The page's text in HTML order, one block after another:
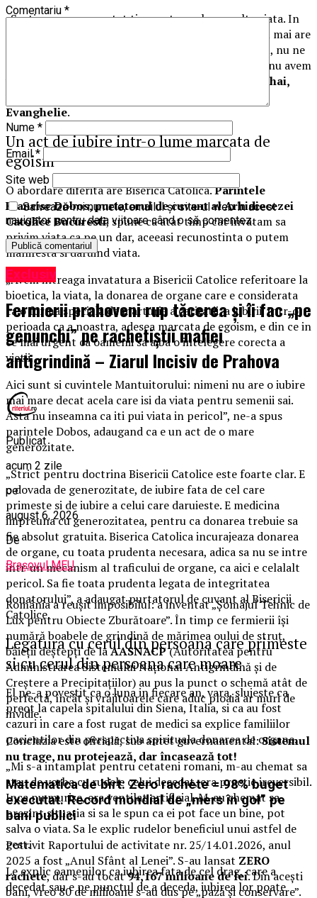
„Sustinem asa ceva atat timp cat se salveaza alta viata. In
momentul in care cineva e accidentat si e clar ca nu mai are
niciun fel de speranta de viata sau este deja decedat, nu ne
opunem. Dar atat timp cat mai e o licarire de viata, nu avem
Virgil Achihai,
Evanghelie.
Un act de iubire intr-o lume marcata de
egoism
O abordare diferita are Biserica Catolica.Parintele
Francisc Dobos, purtatorul de cuvant al Arhidiecezei
Catolice Bucuresti, spune ca atat timp cat invatam sa
privim viata ca pe un dar, aceeasi recunostinta o putem
manifesta si daruind viata.
„Avem intreaga invatatura a Bisericii Catolice referitoare la
bioetica, la viata, la donarea de organe care e considerata
ca o forma speciala de marturie a caritatii, a iubirii. Intr-o
perioada ca a noastra, adesea marcata de egoism, e din ce in
ce mai urgent ca oamenii sa aiba o intelegere corecta a
vietii.
Aici sunt si cuvintele Mantuitorului: nimeni nu are o iubire
mai mare decat acela care isi da viata pentru semenii sai.
Asta nu inseamna ca iti pui viata in pericol”, ne-a spus
parintele Dobos, adaugand ca e un act de o mare
generozitate.
„Strict pentru doctrina Bisericii Catolice este foarte clar. E
o dovada de generozitate, de iubire fata de cel care
primeste si de iubire a celui care daruieste. E medicina
impreuna cu generozitatea, pentru ca donarea trebuie sa
fie absolut gratuita. Biserica Catolica incurajeaza donarea
de organe, cu toata prudenta necesara, adica sa nu se intre
intr-un mecanism al traficului de organe, ca aici e celalalt
pericol. Sa fie toata prudenta legata de integritatea
donatorului”, a adaugat purtatorul de cuvant al Bisericii
Catolice.
Legatura cu cerul din persoana care primeste
si cu cerul din persoana care moare
El ne-a povestit ca o luna in fiecare an, vara, slujeste ca
preot la capela spitalului din Siena, Italia, si ca au fost
cazuri in care a fost rugat de medici sa explice familiilor
pacientilor din perspectiva spirituala donarea de organe.
„Mi s-a intamplat pentru cetateni romani, m-au chemat sa
stau de vorba cu rudele celui decedat, era practic ireversibil.
Inca nu murise, era ventilat artificial. M-au chemat sa
prezint situatia si sa le spun ca ei pot face un bine, pot
salva o viata. Sa le explic rudelor beneficiul unui astfel de
gest.
Le explic oamenilor ca iubirea fata de cel drag, care a
decedat sau e pe punctul de a deceda, iubirea lor poate
Comentariu *
Nume *
Email*
Site web
Salvează-mi numele, emailul și site-ul web în acest
navigator pentru data viitoare când o să comentez.
Exclusiv
Fermierii prahoveni rup tăcerea și îi fac „pe
genunchi” pe rachetiștii mafiei
antigrindină – Ziarul Incisiv de Prahova
Publicat
acum 2 zile
pe
august 6, 2026
De
Brașovul MEU
România a reușit imposibilul: a inventat „Șomajul Tehnic de
Lux pentru Obiecte Zburătoare”. În timp ce fermierii își
numără boabele de grindină de mărimea oului de struț,
băieții deștepți de laAASNACP(Autoritatea pentru
Administrarea Sistemului Național Antigrindină și de
Creștere a Precipitațiilor) au pus la punct o schemă atât de
perfectă, încât și vrăjitoarele care aduc ploaia ar muri de
invidie.
Concluzia este oficială, sub antet guvernamental:Sistemul
nu trage, nu protejează, dar încasează tot!
Matematica de birt: Zero rachete = 98% buget
executat. Record mondial de „mers în gol” pe
bani publici
Potrivit Raportului de activitate nr. 25/14.01.2026, anul
2025 a fost „Anul Sfânt al Lenei”. S-au lansat ZERO
rachete, dar s-au tocat94,167 milioane de lei. Din acești
bani, vreo 80 de milioane s-au dus pe „pază și conservare”.